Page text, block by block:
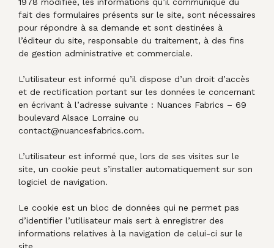
fait des formulaires présents sur le site, sont nécessaires
pour répondre à sa demande et sont destinées à
l’éditeur du site, responsable du traitement, à des fins
de gestion administrative et commerciale.
L’utilisateur est informé qu’il dispose d’un droit d’accès
et de rectification portant sur les données le concernant
en écrivant à l’adresse suivante : Nuances Fabrics – 69
boulevard Alsace Lorraine ou
contact@nuancesfabrics.com.
L’utilisateur est informé que, lors de ses visites sur le
site, un cookie peut s’installer automatiquement sur son
logiciel de navigation.
Le cookie est un bloc de données qui ne permet pas
d’identifier l’utilisateur mais sert à enregistrer des
informations relatives à la navigation de celui-ci sur le